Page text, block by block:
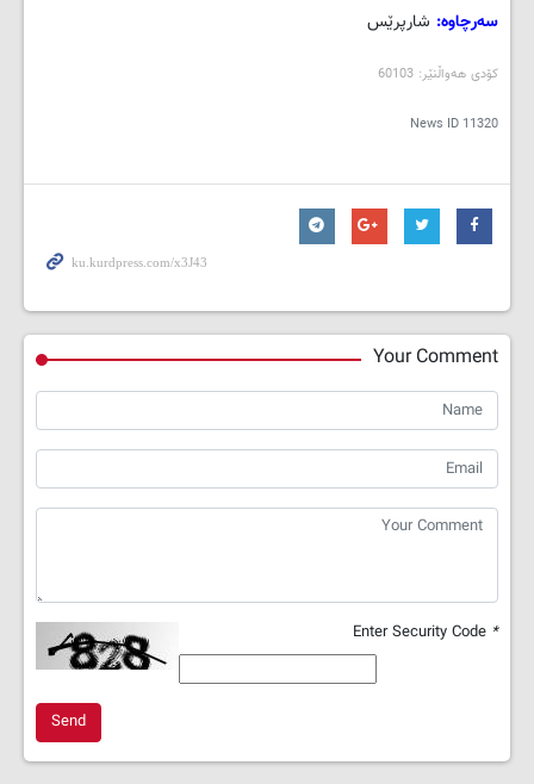
سه‌رچاوه‌: شارپرێس
کۆدی هه‌واڵنێر: 60103
News ID 11320
Your Comment
*
Send